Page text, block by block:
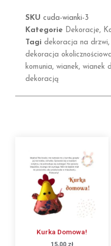
SKU cuda-wianki-3
Kategorie Dekoracje,
Tagi dekoracja na drzwi,
dekoracja
komunia, wianek, wianek
dekoracją
Kurka Domowa!
15,00 zł